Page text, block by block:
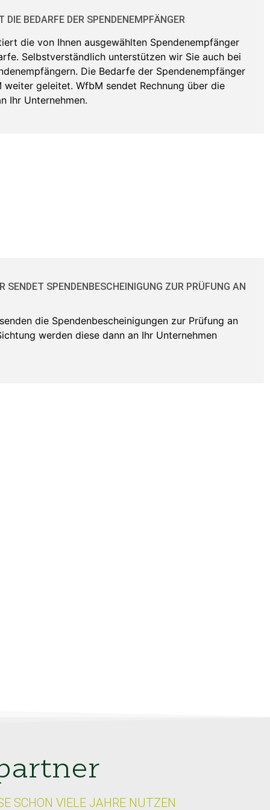
DIE BEDARFE DER SPENDENEMPFÄNGER
die von Ihnen ausgewählten Spendenempfänger
Selbstverständlich unterstützen wir Sie auch bei
Die Bedarfe der Spendenempfänger
weiter geleitet. WfbM sendet Rechnung über die
Ihr Unternehmen.
SENDET SPENDENBESCHEINIGUNG ZUR PRÜFUNG AN
die Spendenbescheinigungen zur Prüfung an
werden diese dann an Ihr Unternehmen
SCHON VIELE JAHRE NUTZEN